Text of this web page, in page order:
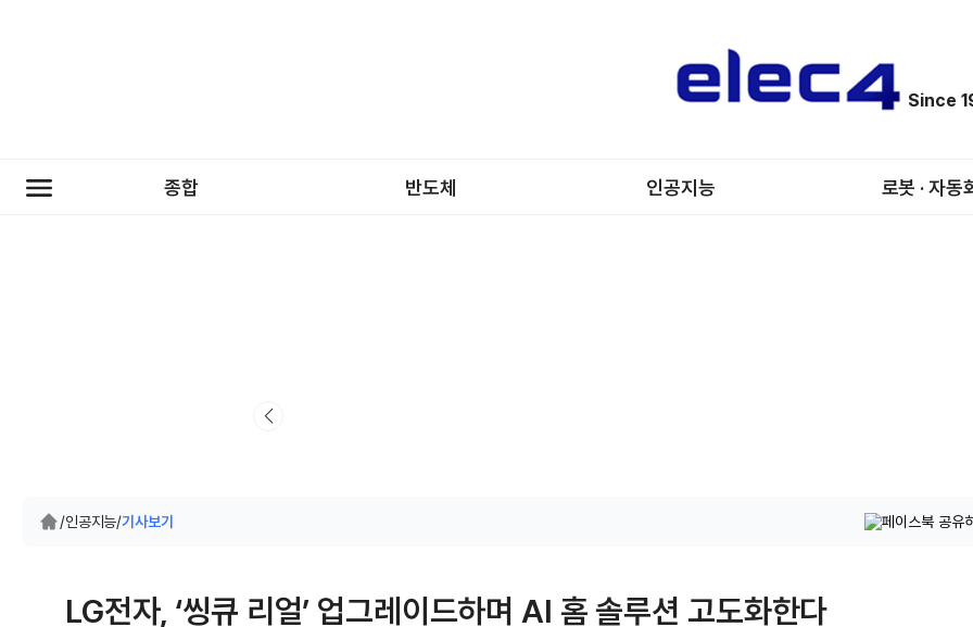
Since
종합 반도체 인공지능 로봇 · 자동
/인공지능/기사보기
LG전자, ‘씽큐 리얼’ 업그레이드하며 AI 홈 솔루션 고도화한다